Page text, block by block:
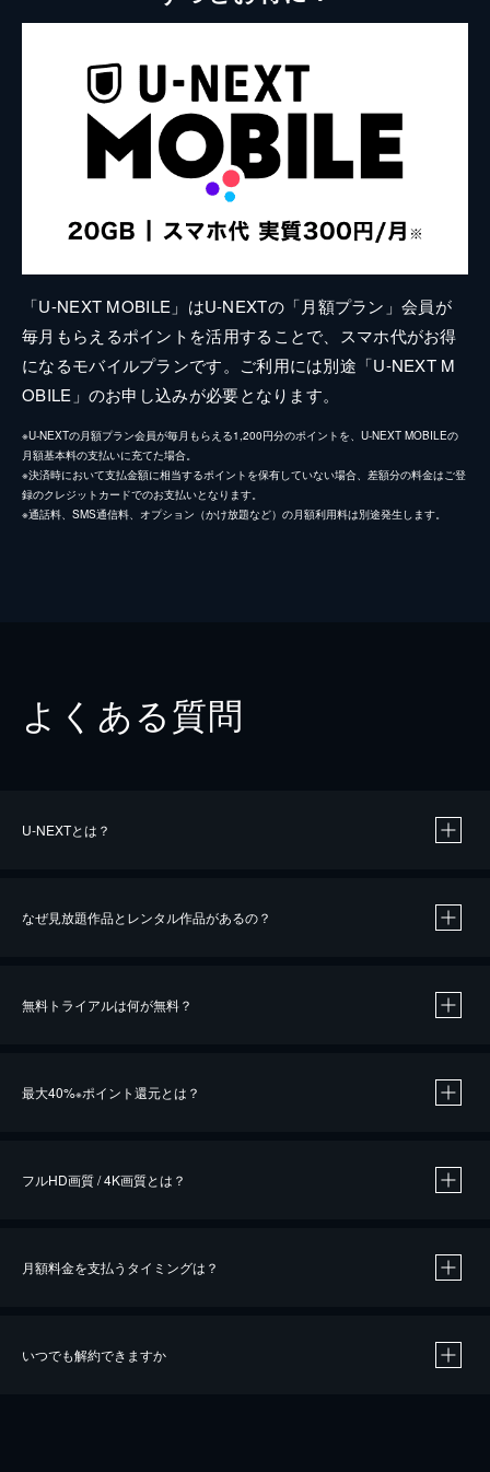
「U-NEXT MOBILE」はU-NEXTの「月額プラン」会員が
毎月もらえるポイントを活用することで、スマホ代がお得
になるモバイルプランです。ご利用には別途「U-NEXT M
OBILE」のお申し込みが必要となります。
※U-NEXTの月額プラン会員が毎月もらえる1,200円分のポイントを、U-NEXT MOBILEの
月額基本料の支払いに充てた場合。
※決済時において支払金額に相当するポイントを保有していない場合、差額分の料金はご登
録のクレジットカードでのお支払いとなります。
※通話料、SMS通信料、オプション（かけ放題など）の月額利用料は別途発生します。
よくある質問
U-NEXTとは？
なぜ見放題作品とレンタル作品があるの？
無料トライアルは何が無料？
最大40%※ポイント還元とは？
※40％ポイント還元の対象は、クレジットカード決済による作品の購入 / レンタルです。
iOSアプリのUコイン決済による作品の購入 / レンタルは、20％のポイント還元です。
フルHD画質 / 4K画質とは？
月額料金を支払うタイミングは？
いつでも解約できますか